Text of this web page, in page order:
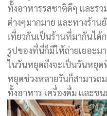
ทั้งอาหารรสชาติดีๆ และร
ต่างๆมากมาย และทางร้าน
เที่ยวกันเป็นร้านที่มากันได้
รูปของที่นี่ก็มีให้ถ่ายเยอะม
ในวันหยุดถึงจะเป็นวันหยุ
หยุดช่วงหลายวันก็สามารถ
ทั้งอาหาร เครื่องดื่ม และข